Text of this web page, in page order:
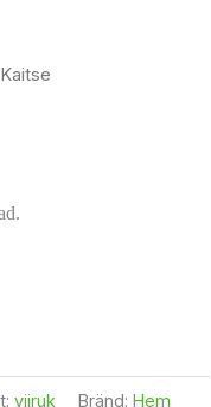
viiruk Bränd: Hem